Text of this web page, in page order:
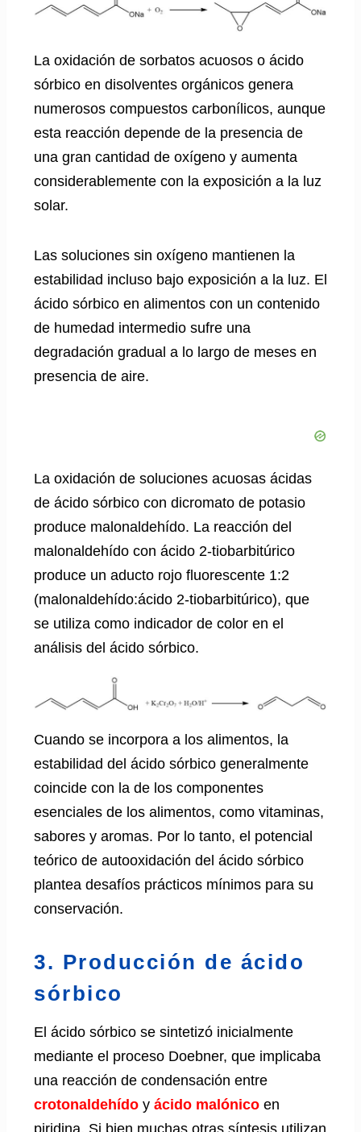
La oxidación de sorbatos acuosos o ácido
sórbico en disolventes orgánicos genera
numerosos compuestos carbonílicos, aunque
esta reacción depende de la presencia de
una gran cantidad de oxígeno y aumenta
considerablemente con la exposición a la luz
solar.
Las soluciones sin oxígeno mantienen la
estabilidad incluso bajo exposición a la luz. El
ácido sórbico en alimentos con un contenido
de humedad intermedio sufre una
degradación gradual a lo largo de meses en
presencia de aire.
La oxidación de soluciones acuosas ácidas
de ácido sórbico con dicromato de potasio
produce malonaldehído. La reacción del
malonaldehído con ácido 2-tiobarbitúrico
produce un aducto rojo fluorescente 1:2
(malonaldehído:ácido 2-tiobarbitúrico), que
se utiliza como indicador de color en el
análisis del ácido sórbico.
Cuando se incorpora a los alimentos, la
estabilidad del ácido sórbico generalmente
coincide con la de los componentes
esenciales de los alimentos, como vitaminas,
sabores y aromas. Por lo tanto, el potencial
teórico de autooxidación del ácido sórbico
plantea desafíos prácticos mínimos para su
conservación.
3. Producción de ácido
sórbico
El ácido sórbico se sintetizó inicialmente
mediante el proceso Doebner, que implicaba
una reacción de condensación entre
crotonaldehído y ácido malónico en